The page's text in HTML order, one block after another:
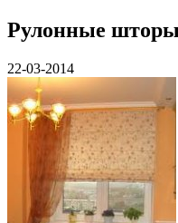
Рулонные
22-03-2014